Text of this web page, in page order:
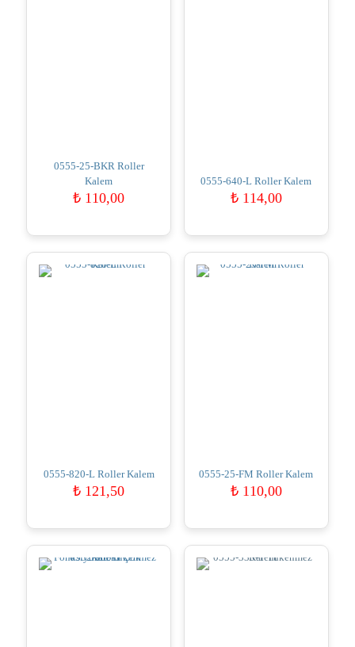
0555-25-BKR Roller
Kalem
₺ 110,00
0555-640-L Roller Kalem
₺114,00
0555-820-L Roller Kalem
₺ 121,50
0555-25-FM Roller Kalem
₺110,00